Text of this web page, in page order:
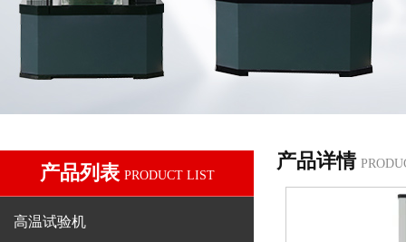
产品列表 PRODUCT LIST
高温试验机
产品详情